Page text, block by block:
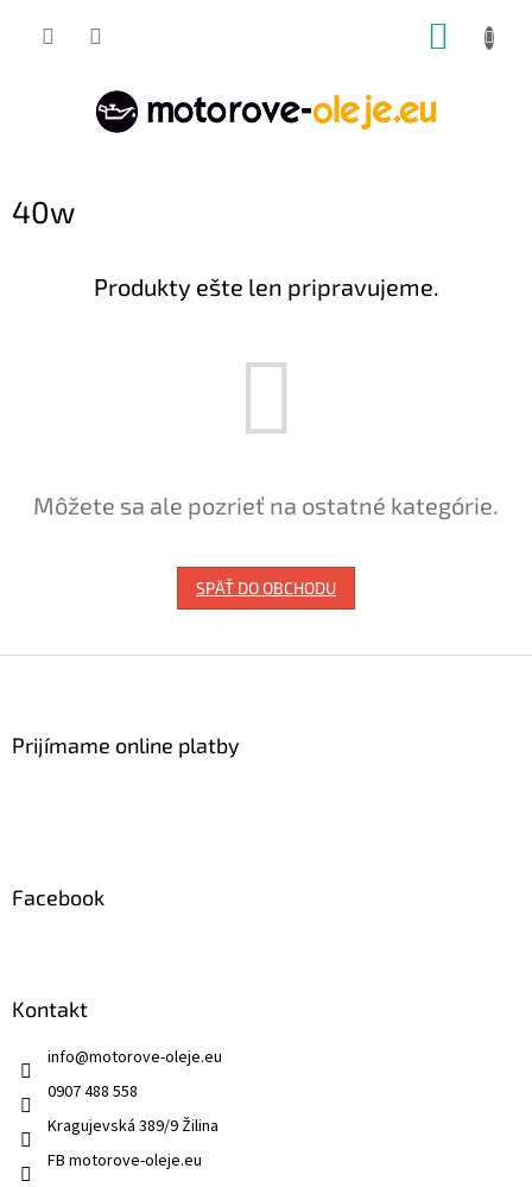
40w
Produkty ešte len pripravujeme.
Môžete sa ale pozrieť na ostatné kategórie.
SPÄŤ DO OBCHODU
Prijímame online platby
Facebook
Kontakt
info@motorove-oleje.eu
0907 488 558
Kragujevská 389/9 Žilina
FB motorove-oleje.eu